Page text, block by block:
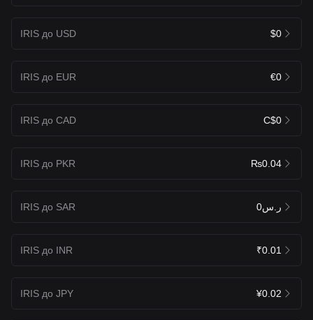
IRIS до USD $0
IRIS до EUR €0
IRIS до CAD C$0
IRIS до PKR ₨0.04
IRIS до SAR ر.س0
IRIS до INR ₹0.01
IRIS до JPY ¥0.02